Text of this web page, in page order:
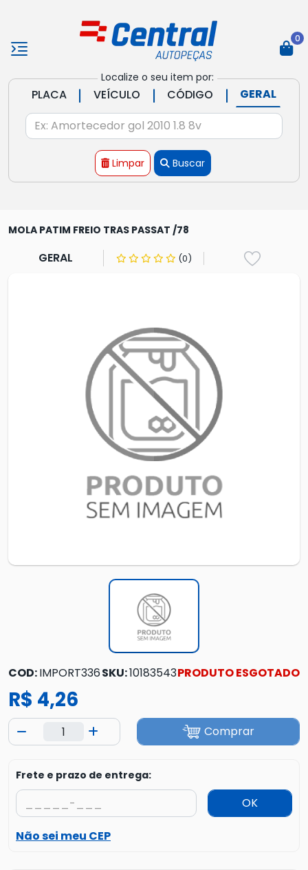
Localize o seu item por:
PLACA | VEÍCULO | CÓDIGO | GERAL
Limpar Buscar
0
MOLA PATIM FREIO TRAS PASSAT /78
GERAL (0)
COD:IMPORT336SKU:10183543PRODUTO ESGOTADO
R$ 4,26
Comprar
Frete e prazo de entrega:
OK
Não sei meu CEP